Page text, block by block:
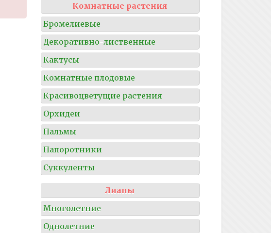
Комнатные растения
Бромелиевые
Декоративно-лиственные
Кактусы
Комнатные плодовые
Красивоцветущие растения
Орхидеи
Пальмы
Папоротники
Суккуленты
Лианы
Многолетние
Однолетние